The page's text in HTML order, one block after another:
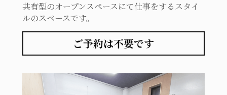
共有型のオープンスペースにて仕事をするスタイ
ルのスペースです。
ご予約は不要です